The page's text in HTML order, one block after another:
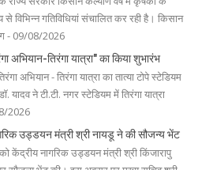
विभिन्न गतिविधियां संचालित कर रही है। किसान
- 09/08/2026
अभियान-तिरंगा यात्रा" का किया शुभारंभ
अभियान - तिरंगा यात्रा का तात्या टोपे स्टेडियम
यादव ने टी.टी. नगर स्टेडियम में तिरंगा यात्रा
2026
उड्डयन मंत्री श्री नायडू ने की सौजन्य भेंट
केंद्रीय नागरिक उड्डयन मंत्री श्री किंजारापु